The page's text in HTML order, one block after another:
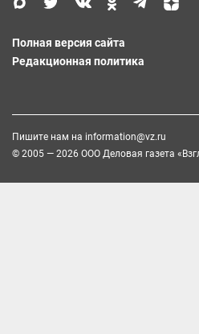
Полная версия сайта
Редакционная политика
Пишите нам на information@vz.ru
© 2005 — 2026 ООО Деловая газета